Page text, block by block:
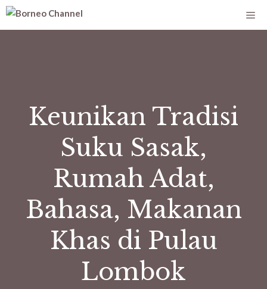
Keunikan Tradisi
Suku Sasak,
Rumah Adat,
Bahasa, Makanan
Khas di Pulau
Lombok